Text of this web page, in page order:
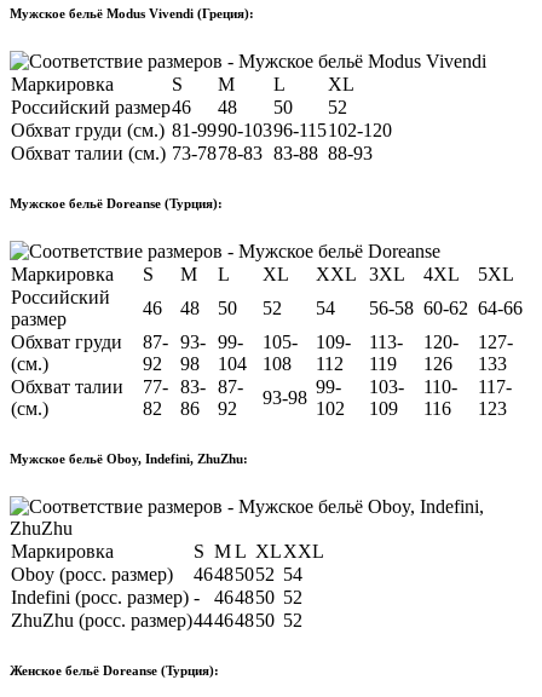
Мужское бельё Modus Vivendi (Греция):
Маркировка S M L
XL
Российский размер46 48 50
52
Обхват груди (см.) 81-9990-10396-115102-120
Обхват талии (см.) 73-7878-83 83-88 88-93
Мужское бельё Doreanse (Турция):
Маркировка S M L XL XXL 3XL 4XL
5XL
Российский
размер
46 48 50 52 54 56-58 60-62 64-66
Обхват груди
(см.)
87-
92
93-
98
99-
104
105-
108
109-
112
113-
119
120-
126
127-
133
Обхват талии
(см.)
77-
82
83-
86
87-
92
93-98
99-
102
103-
109
110-
116
117-
123
Мужское бельё Oboy, Indefini, ZhuZhu:
Маркировка S ML XLXXL
Oboy (росс. размер)
46485052 54
Indefini (росс. размер) - 464850 52
ZhuZhu (росс. размер)44464850 52
Женское бельё Doreanse (Турция):